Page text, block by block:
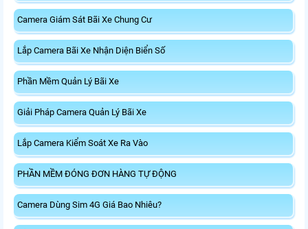
Camera Giám Sát Bãi Xe Chung Cư
Lắp Camera Bãi Xe Nhận Diện Biển Số
Phần Mềm Quản Lý Bãi Xe
Giải Pháp Camera Quản Lý Bãi Xe
Lắp Camera Kiểm Soát Xe Ra Vào
PHẦN MỀM ĐÓNG ĐƠN HÀNG TỰ ĐỘNG
Camera Dùng Sim 4G Giá Bao Nhiêu?